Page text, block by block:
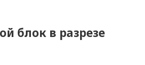
блок в разрезе